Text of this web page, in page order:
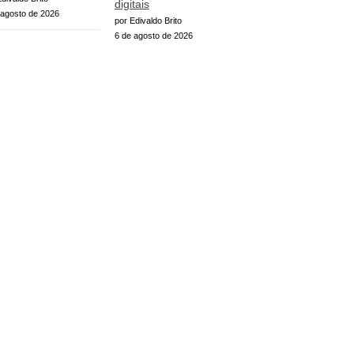
de 2026
digitais
por Edivaldo Brito
6 de agosto de 2026